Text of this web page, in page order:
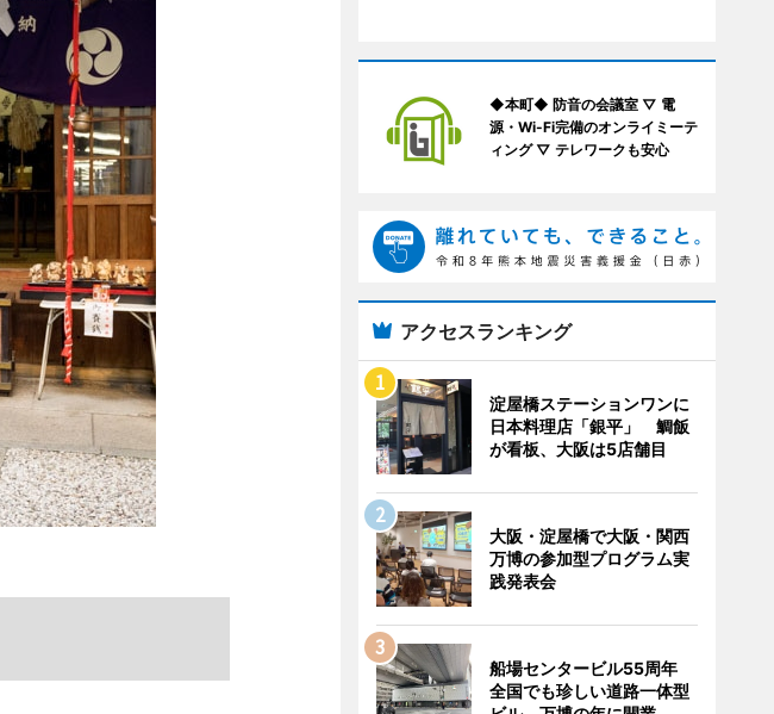
◆本町◆ 防音の会議室 ▽ 電
源・Wi-Fi完備のオンライミーテ
ィング ▽ テレワークも安心
アクセスランキング
淀屋橋ステーションワンに
日本料理店「銀平」 鯛飯
が看板、大阪は5店舗目
大阪・淀屋橋で大阪・関西
万博の参加型プログラム実
践発表会
船場センタービル55周年
全国でも珍しい道路一体型